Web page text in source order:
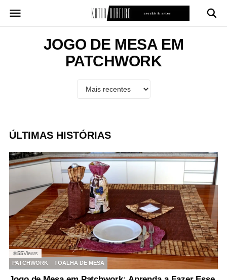
para
JOGO DE MESA EM
PATCHWORK
ÚLTIMAS HISTÓRIAS
◉55Views
PATCHWORK
TOALHA DE MESA